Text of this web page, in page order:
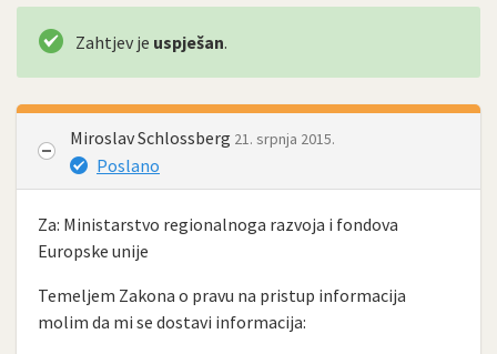
Zahtjev je uspješan.
Miroslav Schlossberg 21. srpnja 2015.
Poslano
Za: Ministarstvo regionalnoga razvoja i fondova
Europske unije
Temeljem Zakona o pravu na pristup informacija
molim da mi se dostavi informacija: